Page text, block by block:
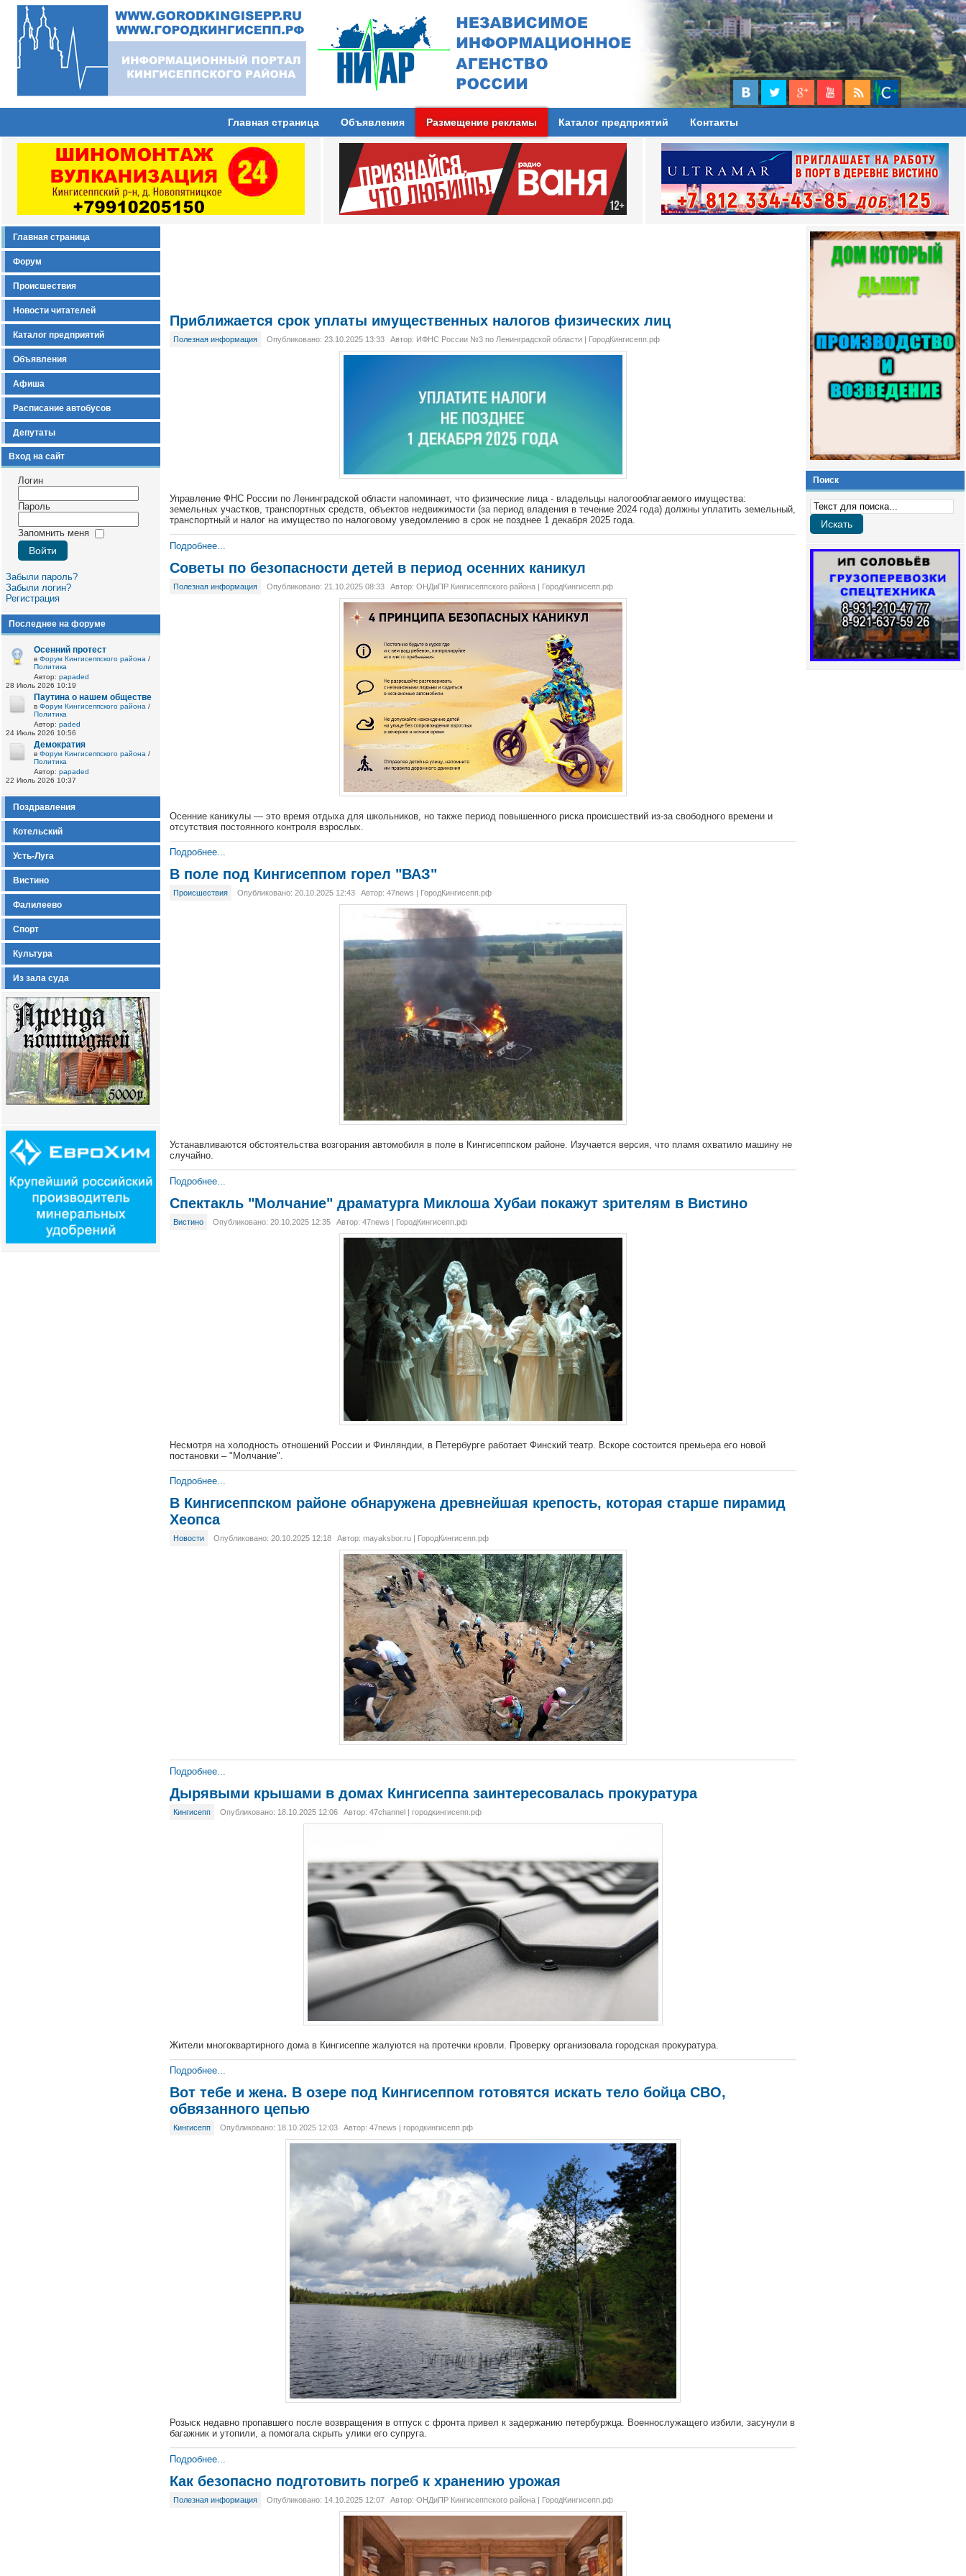
Главная страница Объявления Размещение рекламы Каталог предприятий Контакты
Главная страница
Форум
Происшествия
Новости читателей
Каталог предприятий
Объявления
Афиша
Расписание автобусов
Депутаты
Вход на сайт
Логин
Пароль
Запомнить меня
Забыли пароль?
Забыли логин?
Регистрация
Последнее на форуме
Осенний протест
в Форум Кингисеппского района /
Политика
Автор: papaded
28 Июль 2026 10:19
Паутина о нашем обществе
в Форум Кингисеппского района /
Политика
Автор: paded
24 Июль 2026 10:56
Демократия
в Форум Кингисеппского района /
Политика
Автор: papaded
22 Июль 2026 10:37
Поздравления
Котельский
Усть-Луга
Вистино
Фалилеево
Спорт
Культура
Из зала суда
Приближается срок уплаты имущественных налогов физических лиц
Полезная информация Опубликовано: 23.10.2025 13:33 Автор: ИФНС России №3 по Ленинградской области | ГородКингисепп.рф
Управление ФНС России по Ленинградской области напоминает, что физические лица - владельцы налогооблагаемого имущества:
земельных участков, транспортных средств, объектов недвижимости (за период владения в течение 2024 года) должны уплатить земельный,
транспортный и налог на имущество по налоговому уведомлению в срок не позднее 1 декабря 2025 года.
Подробнее...
Советы по безопасности детей в период осенних каникул
Полезная информация Опубликовано: 21.10.2025 08:33 Автор: ОНДиПР Кингисеппского района | ГородКингисепп.рф
Осенние каникулы — это время отдыха для школьников, но также период повышенного риска происшествий из-за свободного времени и
отсутствия постоянного контроля взрослых.
Подробнее...
В поле под Кингисеппом горел "ВАЗ"
Происшествия Опубликовано: 20.10.2025 12:43 Автор: 47news | ГородКингисепп.рф
Устанавливаются обстоятельства возгорания автомобиля в поле в Кингисеппском районе. Изучается версия, что пламя охватило машину не
случайно.
Подробнее...
Спектакль "Молчание" драматурга Миклоша Хубаи покажут зрителям в Вистино
Вистино Опубликовано: 20.10.2025 12:35 Автор: 47news | ГородКингисепп.рф
Несмотря на холодность отношений России и Финляндии, в Петербурге работает Финский театр. Вскоре состоится премьера его новой
постановки – "Молчание".
Подробнее...
В Кингисеппском районе обнаружена древнейшая крепость, которая старше пирамид
Хеопса
Новости Опубликовано: 20.10.2025 12:18 Автор: mayaksbor.ru | ГородКингисепп.рф
Подробнее...
Дырявыми крышами в домах Кингисеппа заинтересовалась прокуратура
Кингисепп Опубликовано: 18.10.2025 12:06 Автор: 47channel | городкингисепп.рф
Жители многоквартирного дома в Кингисеппе жалуются на протечки кровли. Проверку организовала городская прокуратура.
Подробнее...
Вот тебе и жена. В озере под Кингисеппом готовятся искать тело бойца СВО,
обвязанного цепью
Кингисепп Опубликовано: 18.10.2025 12:03 Автор: 47news | городкингисепп.рф
Розыск недавно пропавшего после возвращения в отпуск с фронта привел к задержанию петербуржца. Военнослужащего избили, засунули в
багажник и утопили, а помогала скрыть улики его супруга.
Подробнее...
Как безопасно подготовить погреб к хранению урожая
Полезная информация Опубликовано: 14.10.2025 12:07 Автор: ОНДиПР Кингисеппского района | ГородКингисепп.рф
Поиск
Искать